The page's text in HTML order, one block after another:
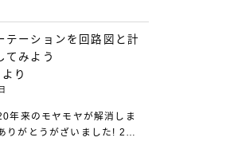
テーションを回路図と計
てみよう
より
年来のモヤモヤが解消しま
りがとうがざいました! 2…